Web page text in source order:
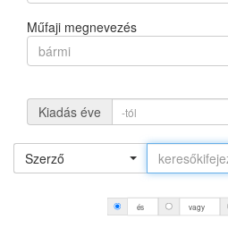
Műfaji megnevezés
bármi
Kiadás éve
Szerző
és vagy